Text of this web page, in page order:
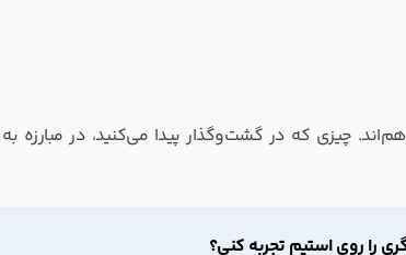
چیزی که در گشت‌وگذار پیدا می‌کنید، در مبارزه به